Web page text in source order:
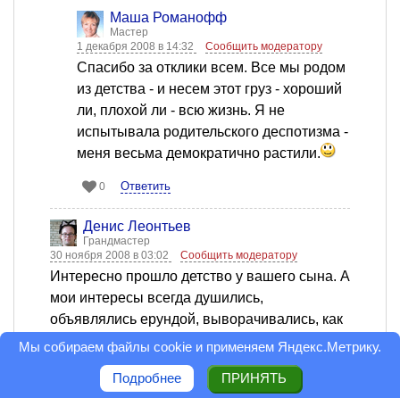
Mаша Романофф
Мастер
1 декабря 2008 в 14:32
Сообщить модератору
Спасибо за отклики всем. Все мы родом
из детства - и несем этот груз - хороший
ли, плохой ли - всю жизнь. Я не
испытывала родительского деспотизма -
меня весьма демократично растили.
0 Ответить
Денис Леонтьев
Грандмастер
30 ноября 2008 в 03:02
Сообщить модератору
Интересно прошло детство у вашего сына. А
мои интересы всегда душились,
объявлялись ерундой, выворачивались, как
старая перчатка, на них и меня вместе с
ними смотрели как на котёнка,
притащившего в столовую дохлую мышь...
Мы собираем файлы cookie и применяем Яндекс.Метрику.
Подробнее ПРИНЯТЬ